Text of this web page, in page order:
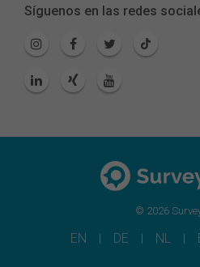
Síguenos en las redes
© 2026
EN DE NL